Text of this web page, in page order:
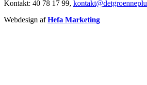
Kontakt: 40 78 17 99,
Webdesign afHefa Marketing